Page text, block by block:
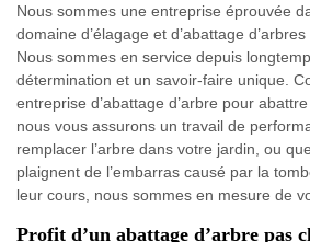
Nous sommes une entreprise éprouvée
domaine d’élagage et d’abattage
Nous sommes en service depuis
détermination et un savoir-faire unique.
entreprise d’abattage d’arbre pour
nous vous assurons un travail de
remplacer l’arbre dans votre jardin, ou
plaignent de l’embarras causé par la
leur cours, nous sommes en mesure de
Profit d’un abattage d’arbre pas